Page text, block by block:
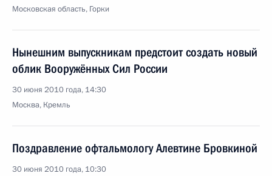
Московская область, Горки
Нынешним выпускникам предстоит создать новый
облик Вооружённых Сил России
30 июня 2010 года, 14:30
Москва, Кремль
Поздравление офтальмологу Алевтине Бровкиной
30 июня 2010 года, 10:30